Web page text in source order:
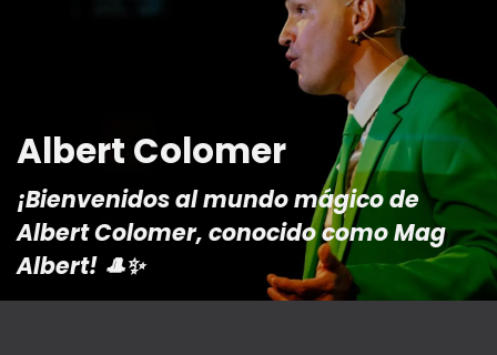
Albert Colomer
¡Bienvenidos al mundo mágico de
Albert Colomer, conocido como Mag
Albert! 🎩✨